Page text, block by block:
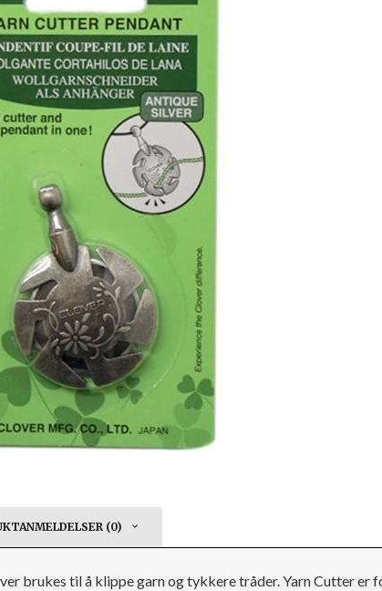
(0)
brukes til å klippe garn og tykkere tråder. Yarn Cutter